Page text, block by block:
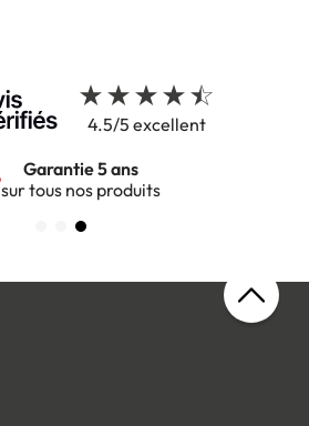
4.5/5 excellent
Garantie 5 ans
sur tous nos produits